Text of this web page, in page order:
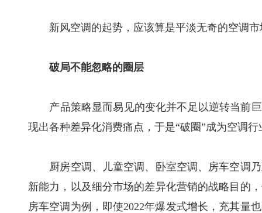
新风空调的起势，应该算是平淡无奇的空调市
破局不能忽略的圈层
产品策略显而易见的变化并不足以逆转当前巨
现出各种差异化消费痛点，于是“破圈”成为空调
厨房空调、儿童空调、卧室空调、房车空调乃
新能力，以及细分市场的差异化营销的战略目的
房车空调为例，即使2022年爆发式增长，充其量